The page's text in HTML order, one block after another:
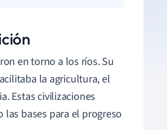
en torno a los ríos. Su
la agricultura, el
Estas civilizaciones
bases para el progreso